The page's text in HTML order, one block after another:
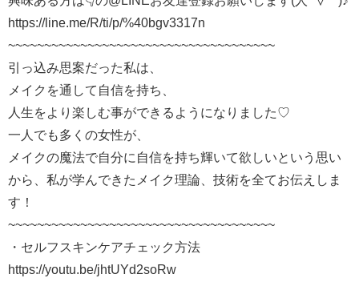
https://line.me/R/ti/p/%40bgv3317n
~~~~~~~~~~~~~~~~~~~~~~~~~~~~~~~~~~~~~
引っ込み思案だった私は、
メイクを通して自信を持ち、
人生をより楽しむ事ができるようになりました♡
一人でも多くの女性が、
メイクの魔法で自分に自信を持ち輝いて欲しいという思い
から、私が学んできたメイク理論、技術を全てお伝えしま
す！
~~~~~~~~~~~~~~~~~~~~~~~~~~~~~~~~~~~~~
・セルフスキンケアチェック方法
https://youtu.be/jhtUYd2soRw